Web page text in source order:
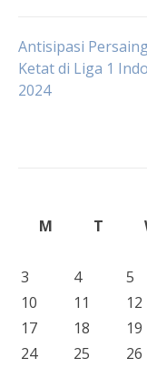
Post
Antisipasi
Ketat di Liga 1
2024
M
T
3
4 5
10
11 12
17
18 19
24
25 26